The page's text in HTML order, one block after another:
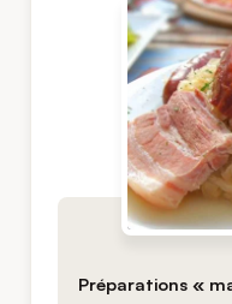
Préparations «